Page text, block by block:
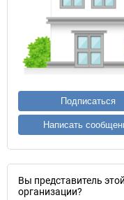
Подписаться
Написать
Вы представитель этой
организации?